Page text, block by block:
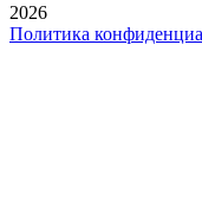
2026
Политика